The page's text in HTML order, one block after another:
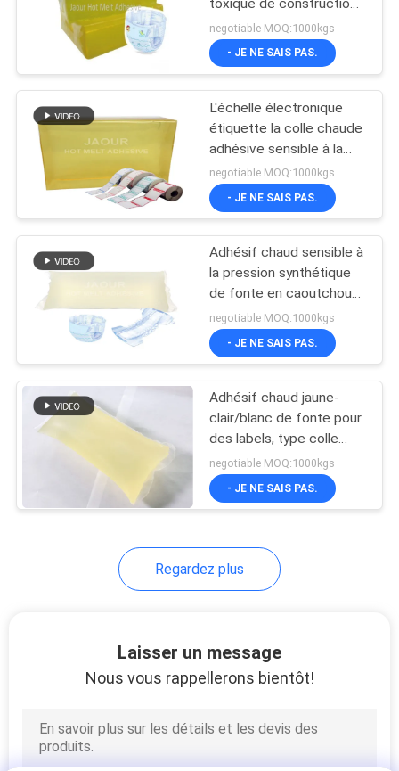
Adhésif en
caoutchouc de
fonte chaude
Fonte chaude PSA
Colle chaude de
fonte
fonte de polyoléfine
toxique de construction
basé pour la couche-
culotte et la serviette
hygiénique
negotiable MOQ:1000kgs
- JE NE SAIS PAS.
L'échelle électronique
étiquette la colle chaude
adhésive sensible à la
pression de fonte
d'étiquettes avec la
bonne pointe
negotiable MOQ:1000kgs
- JE NE SAIS PAS.
Adhésif chaud sensible à
la pression synthétique
de fonte en caoutchouc
PSA pour des serviettes
hygiéniques de femmes
negotiable MOQ:1000kgs
- JE NE SAIS PAS.
Adhésif chaud jaune-
clair/blanc de fonte pour
des labels, type colle
sensible à la pression de
TPR
negotiable MOQ:1000kgs
- JE NE SAIS PAS.
Regardez plus
Laisser un message
Nous vous rappellerons bientôt!